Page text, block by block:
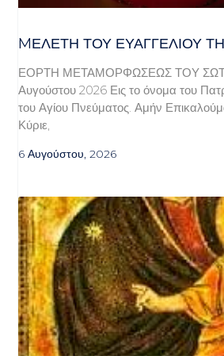
MΕΛΈΤΗ ΤΟΥ ΕΥΑΓΓΕΛΊΟΥ
ΕΟΡΤΗ ΜΕΤΑΜΟΡΦΩΣΕΩΣ ΤΟΥ
Αυγούστου 2026 Εις το όνομα του
του Αγίου Πνεύματος. Αμήν
Κύριε,
6 Αυγούστου, 2026